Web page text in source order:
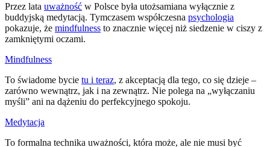
Przez lata uważność w Polsce była utożsamiana wyłącznie z
buddyjską medytacją. Tymczasem współczesna psychologia
pokazuje, że mindfulness to znacznie więcej niż siedzenie w ciszy z
zamkniętymi oczami.
Mindfulness
To świadome bycie tu i teraz, z akceptacją dla tego, co się dzieje –
zarówno wewnątrz, jak i na zewnątrz. Nie polega na „wyłączaniu
myśli” ani na dążeniu do perfekcyjnego spokoju.
Medytacja
To formalna technika uważności, która może, ale nie musi być